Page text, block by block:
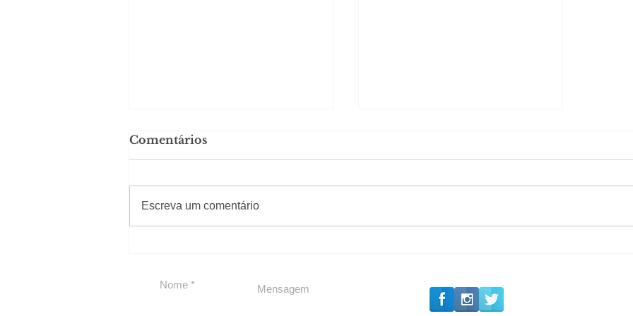
para São Paulo
Comentários
Escreva um comentário
#Sugestões